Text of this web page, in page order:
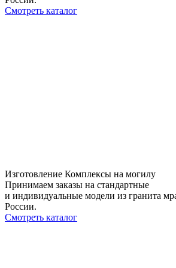
Смотреть каталог
Изготовление Комплексы на могилу
Принимаем заказы на стандартные
и индивидуальные модели из гранита
России.
Смотреть каталог